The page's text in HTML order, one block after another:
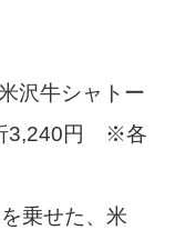
沢牛シャトー
3,240円 ※各
乗せた、米